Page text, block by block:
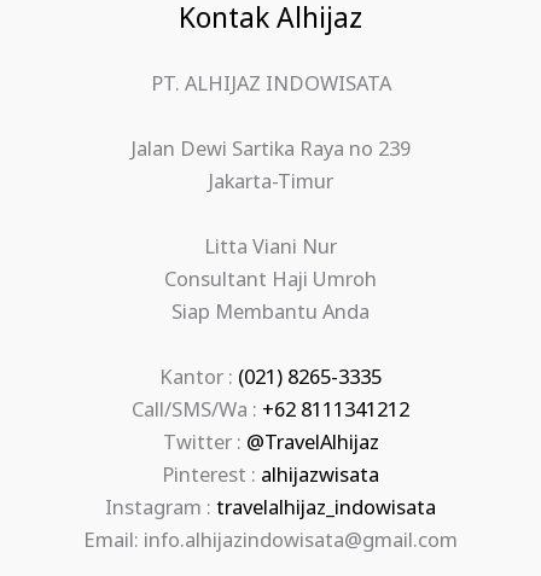
Kontak Alhijaz
PT. ALHIJAZ INDOWISATA
Jalan Dewi Sartika Raya no 239
Jakarta-Timur
Litta Viani Nur
Consultant Haji Umroh
Siap Membantu Anda
Kantor : (021) 8265-3335
Call/SMS/Wa : +62 8111341212
Twitter : @TravelAlhijaz
Pinterest : alhijazwisata
Instagram : travelalhijaz_indowisata
Email: info.alhijazindowisata@gmail.com